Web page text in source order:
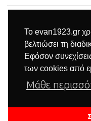
Το evan1923.gr
βελτιώσει τη
Εφόσον
των cookies από
Μάθε
© 2026 Βιομηχανία